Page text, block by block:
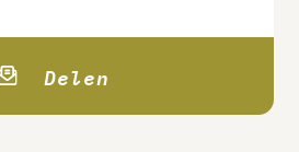
Delen